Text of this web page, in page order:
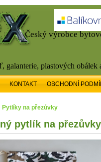
Český výrobce
galanterie, plastových
KONTAKT OBCHODNÍ
Pytlíky na přezůvky
pytlík na